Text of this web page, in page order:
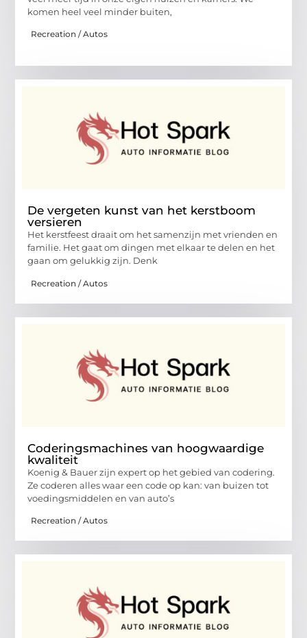
komen heel veel minder buiten,
Recreation / Autos
De vergeten kunst van het kerstboom
versieren
Het kerstfeest draait om het samenzijn met vrienden en
familie. Het gaat om dingen met elkaar te delen en het
gaan om gelukkig zijn. Denk
Recreation / Autos
Coderingsmachines van hoogwaardige
kwaliteit
Koenig & Bauer zijn expert op het gebied van codering.
Ze coderen alles waar een code op kan: van buizen tot
voedingsmiddelen en van auto’s
Recreation / Autos